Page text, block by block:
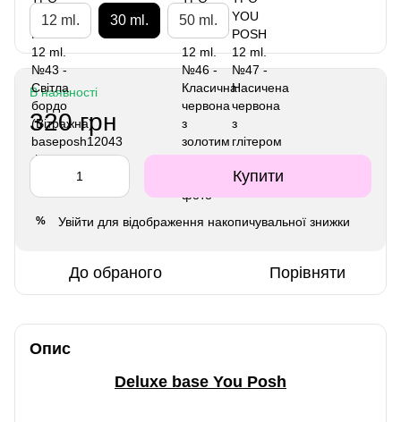
12 ml. 30 ml. 50 ml.
В наявності
320 грн
Купити
% Увійти для відображення накопичувальної знижки
До обраного Порівняти
Опис
Deluxe base You Posh